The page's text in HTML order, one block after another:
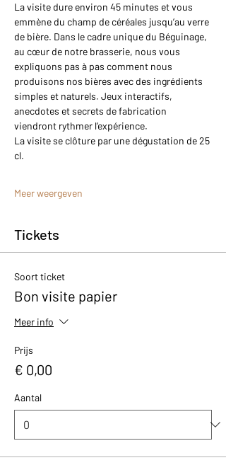
La visite dure environ 45 minutes et vous
emmène du champ de céréales jusqu’au verre
de bière. Dans le cadre unique du Béguinage,
au cœur de notre brasserie, nous vous
expliquons pas à pas comment nous
produisons nos bières avec des ingrédients
simples et naturels. Jeux interactifs,
anecdotes et secrets de fabrication
viendront rythmer l’expérience.
La visite se clôture par une dégustation de 25
cl.
Meer weergeven
Tickets
Soort ticket
Bon visite papier
Meer info
Prijs
€ 0,00
Aantal